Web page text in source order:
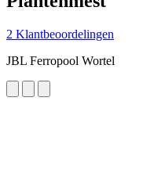
2 Klantbeoordelingen
JBL Ferropool Wortel